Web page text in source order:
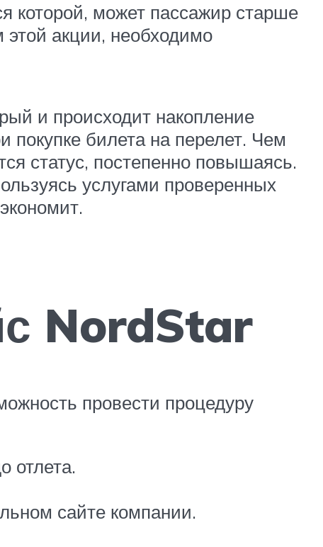
которой, может пассажир старше
этой акции, необходимо
и происходит накопление
билета на перелет. Чем
статус, постепенно повышаясь.
услугами проверенных
NordStar
провести процедуру
отлета.
сайте компании.